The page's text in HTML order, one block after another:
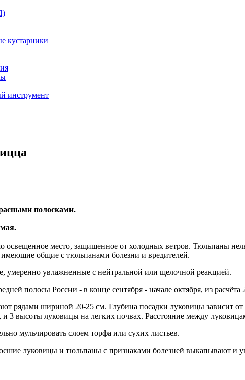
кустарники
инструмент
полосками.
освещенное место, защищенное от холодных ветров. Тюльпаны
имеющие общие с тюльпанами болезни и вредителей.
увлажненные с нейтральной или щелочной реакцией.
полосы России - в конце сентября - начале октября, из
рядами шириной 20-25 см. Глубина посадки луковицы зависит
3 высоты луковицы на легких почвах. Расстояние между
мульчировать слоем торфа или сухих листьев.
луковицы и тюльпаны с признаками болезней выкапывают и